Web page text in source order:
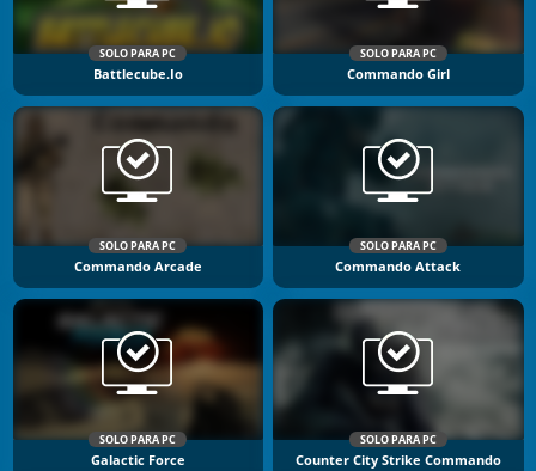
SOLO PARA PC
Battlecube.io
SOLO PARA PC
Commando Girl
SOLO PARA PC
Commando Arcade
SOLO PARA PC
Commando Attack
SOLO PARA PC
Galactic Force
SOLO PARA PC
Counter City Strike Commando